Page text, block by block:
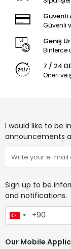
Güvenli
Güvenli
Geniş
Binlerce
7 / 24
Öneri ve
I would like to be
announcements
Sign up to be
and notifications.
Our Mobile